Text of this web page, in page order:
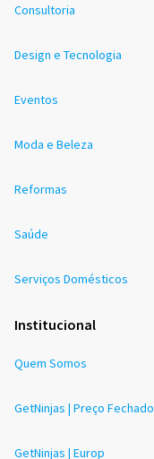
Consultoria
Design e Tecnologia
Eventos
Moda e Beleza
Reformas
Saúde
Serviços Domésticos
Institucional
Quem Somos
GetNinjas | Preço Fechado
GetNinjas | Europ